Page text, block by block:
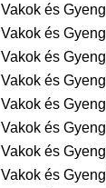
Vakok és
Vakok és
Vakok és
Vakok és
Vakok és
Vakok és
Vakok és
Vakok és